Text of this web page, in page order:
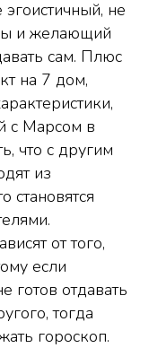
не
и желающий
сам. Плюс
на 7 дом,
с Марсом в
что с другим
из
становятся
от того,
если
готов отдавать
тогда
гороскоп.